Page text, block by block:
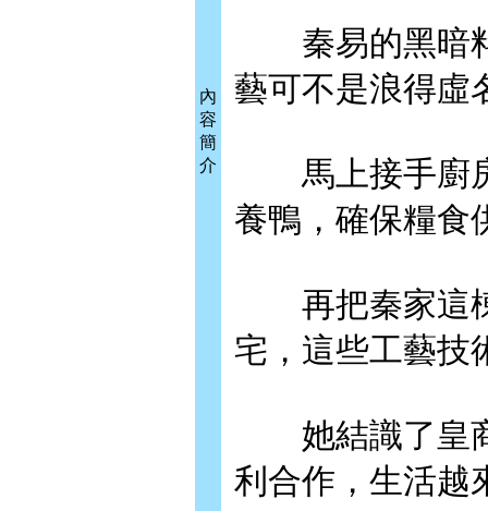
內
容
簡
介
秦易的黑暗料
藝可不是浪得虛
馬上接手廚房
養鴨，確保糧食
再把秦家這棟
宅，這些工藝技
她結識了皇商
利合作，生活越